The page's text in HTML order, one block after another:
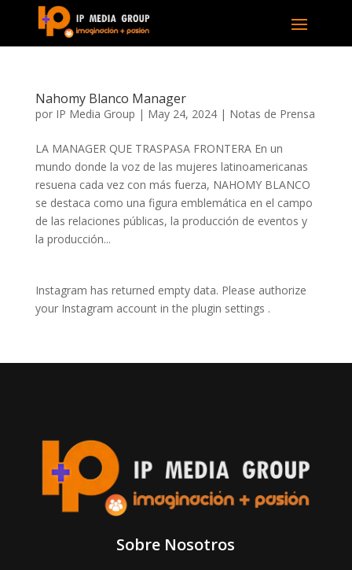
Nahomy Blanco Manager
por IP Media Group | May 24, 2024| Notas de Prensa
LA MANAGER QUE TRASPASA FRONTERA En un
mundo donde la voz de las mujeres latinoamericanas
resuena cada vez con más fuerza, NAHOMY BLANCO
se destaca como una figura emblemática en el campo
de las relaciones públicas, la producción de eventos y
la producción...
Instagram has returned empty data. Please authorize
your Instagram account in the plugin settings .
Sobre Nosotros